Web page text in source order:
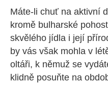
Máte-li chuť na aktivní
kromě bulharské
skvělého jídla i její
by vás však mohla v
oltáři, k němuž se
klidně posuňte na